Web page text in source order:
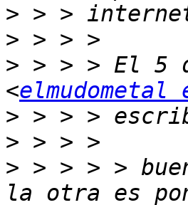
>
>
> > > > El 5
<elmudometal
>
>
> > > > >